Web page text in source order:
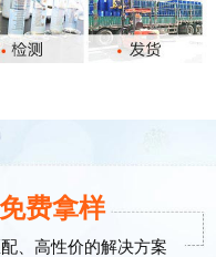
费拿样
、高性价的解决方案